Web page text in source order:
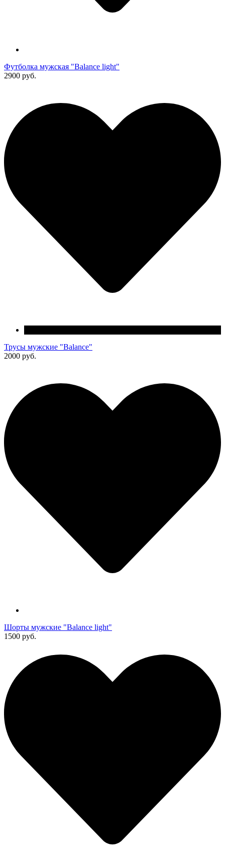
Футболка мужская "Balance light"
2900 руб.
Трусы мужские "Balance"
2000 руб.
Шорты мужские "Balance light"
1500 руб.